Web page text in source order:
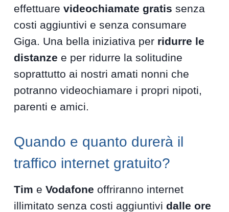
effettuarevideochiamate gratis senza
costi aggiuntivi e senza consumare
Giga. Una bella iniziativa per ridurre le
distanze e per ridurre la solitudine
soprattutto ai nostri amati nonni che
potranno videochiamare i propri nipoti,
parenti e amici.
Quando e quanto durerà il
traffico internet gratuito?
Tim eVodafone offriranno internet
illimitato senza costi aggiuntividalle ore